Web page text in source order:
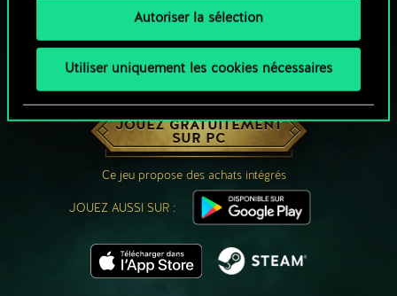
Autoriser la sélection
Utiliser uniquement les cookies nécessaires
UNE PETITE PARTIE DE GWENT ?
JOUEZ GRATUITEMENT
SUR PC
Ce jeu propose des achats intégrés
JOUEZ AUSSI SUR :